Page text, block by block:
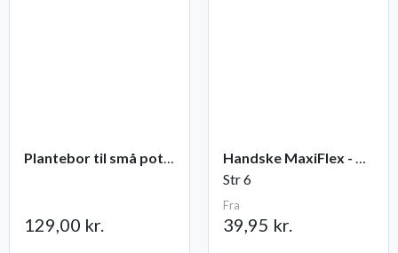
Plantebor til små potter
129,00 kr.
Handske MaxiFlex - Ultimate
Str 6
Fra
39,95 kr.